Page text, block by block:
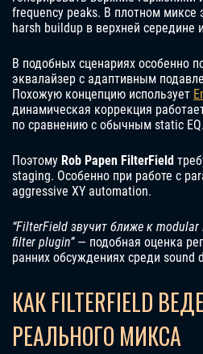
frequency peaks. В плотном миксе
harsh buildup в верхней середине
В подобных сценариях особенно
эквалайзер с адаптивным
Похожую концепцию использует
динамическая коррекция
по сравнению с обычным static EQ.
Поэтому Rob Papen FilterField
staging. Особенно при работе с
aggressive XY automation.
“FilterField звучит ближе к
filter plugin”— подобная оценка
ранних обсуждениях среди sound
КАК FILTERFIELD
РЕАЛЬНОГО МИКСА